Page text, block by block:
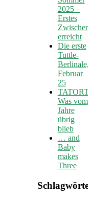
2025 –
Erstes
erreicht
Die erste
Tuttle-
Berlinale,
Februar
25
TATORT:
Was vom
Jahre
übrig
blieb
… and
Baby
makes
Three